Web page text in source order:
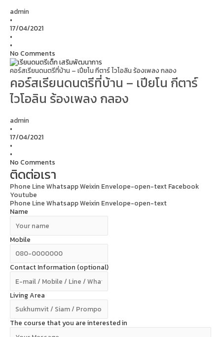
admin
•
17/04/2021
•
•
No Comments
คอร์สเรียนดนตรีที่บ้าน – เปียโน กีตาร์ ไวโอลิน ร้องเพลง กลอง
คอร์สเรียนดนตรีที่บ้าน – เปียโน กีตาร์
ไวโอลิน ร้องเพลง กลอง
admin
•
17/04/2021
•
•
No Comments
ติดต่อเรา
Phone Line WhatsappWeixin Envelope-open-text Facebook
Youtube
Phone Line WhatsappWeixin Envelope-open-text
Name
Mobile
Contact Information (optional)
Living Area
The course that you are interested in